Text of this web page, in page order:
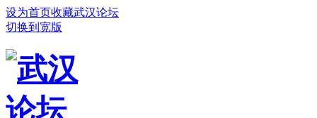
设为首页收藏武汉论坛
切换到宽版